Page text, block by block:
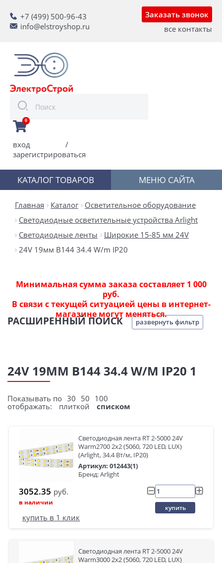
+7 (499) 500-96-43
info@elstroyshop.ru
Заказать звонок
все контакты
0
вход
/
зарегистрироваться
КАТАЛОГ ТОВАРОВ МЕНЮ САЙТА
Главная Каталог
Осветительное оборудование
Светодиодные осветительные устройства Arlight
Светодиодные ленты
Широкие 15-85 мм 24V
24V 19мм B144 34.4 W/m IP20
Минимальная сумма заказа составляет 1 000
руб.
В связи с текущей ситуацией цены в интернет-
магазине могут меняться.
РАСШИРЕННЫЙ ПОИСК развернуть фильтр
24V 19ММ B144 34.4 W/M IP20 1
Показывать по 30 50 100
отображать:
плиткой списком
Светодиодная лента RT 2-5000 24V
Warm2700 2x2 (5060, 720 LED, LUX)
(Arlight, 34.4 Вт/м, IP20)
Артикул: 012443(1)
Бренд: Arlight
3052.35 руб.
в наличии
купить
купить в 1 клик
Светодиодная лента RT 2-5000 24V
Warm3000 2x2 (5060, 720 LED, LUX)